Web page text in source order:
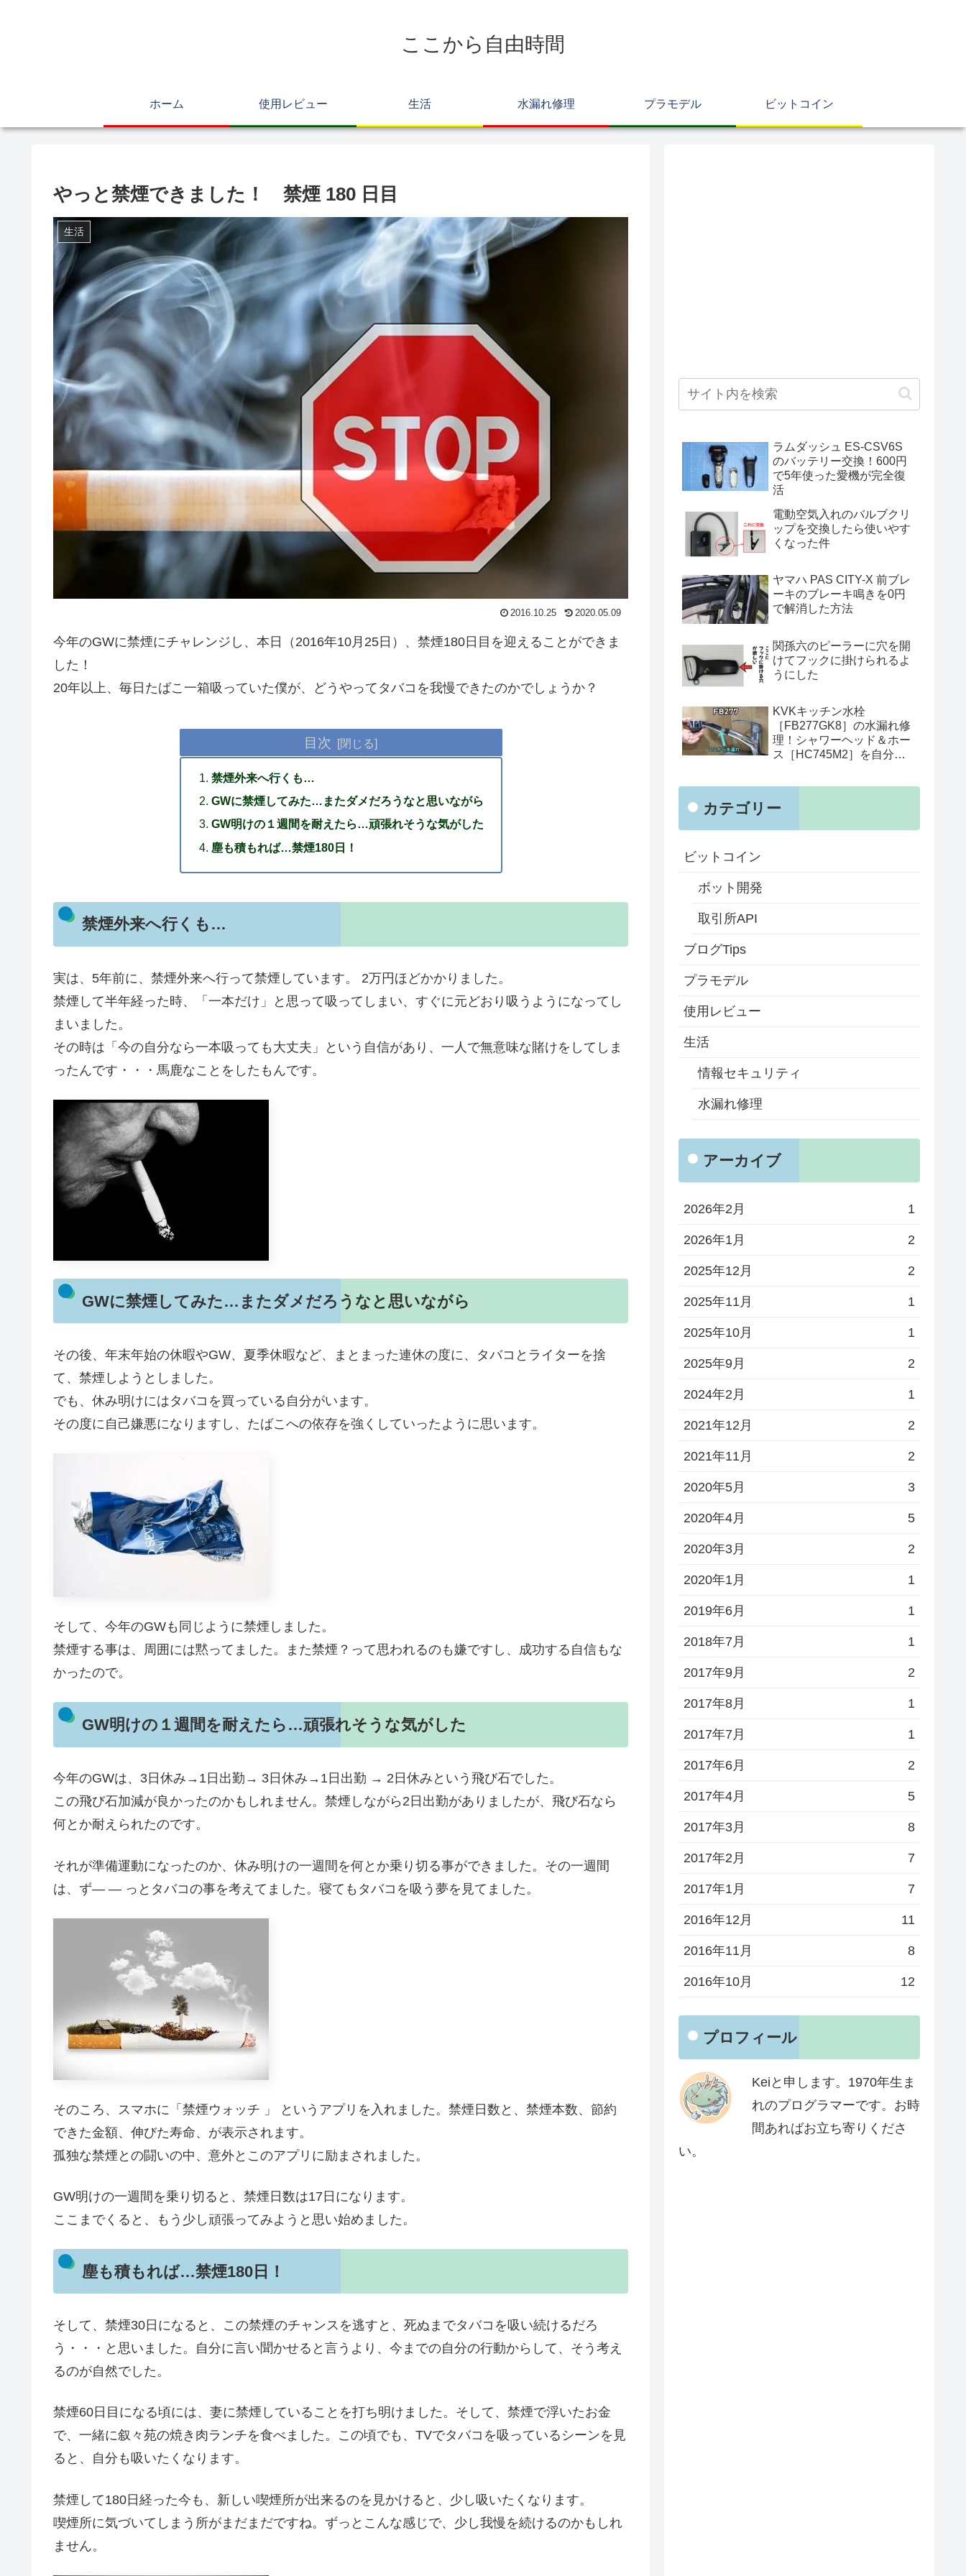
ここから自由時間
ホーム 使用レビュー 生活 水漏れ修理 プラモデル ビットコイン
やっと禁煙できました！ 禁煙 180 日目
生活
2016.10.25 2020.05.09
今年のGWに禁煙にチャレンジし、本日（2016年10月25日）、禁煙180日目を迎えることができま
した！
20年以上、毎日たばこ一箱吸っていた僕が、どうやってタバコを我慢できたのかでしょうか？
目次
禁煙外来へ行くも…
GWに禁煙してみた…またダメだろうなと思いながら
GW明けの１週間を耐えたら…頑張れそうな気がした
塵も積もれば…禁煙180日！
禁煙外来へ行くも…
実は、5年前に、禁煙外来へ行って禁煙しています。 2万円ほどかかりました。
禁煙して半年経った時、「一本だけ」と思って吸ってしまい、すぐに元どおり吸うようになってし
まいました。
その時は「今の自分なら一本吸っても大丈夫」という自信があり、一人で無意味な賭けをしてしま
ったんです・・・馬鹿なことをしたもんです。
GWに禁煙してみた…またダメだろうなと思いながら
その後、年末年始の休暇やGW、夏季休暇など、まとまった連休の度に、タバコとライターを捨
て、禁煙しようとしました。
でも、休み明けにはタバコを買っている自分がいます。
その度に自己嫌悪になりますし、たばこへの依存を強くしていったように思います。
そして、今年のGWも同じように禁煙しました。
禁煙する事は、周囲には黙ってました。また禁煙？って思われるのも嫌ですし、成功する自信もな
かったので。
GW明けの１週間を耐えたら…頑張れそうな気がした
今年のGWは、3日休み→1日出勤→ 3日休み→1日出勤 → 2日休みという飛び石でした。
この飛び石加減が良かったのかもしれません。禁煙しながら2日出勤がありましたが、飛び石なら
何とか耐えられたのです。
それが準備運動になったのか、休み明けの一週間を何とか乗り切る事ができました。その一週間
は、ず― ― っとタバコの事を考えてました。寝てもタバコを吸う夢を見てました。
そのころ、スマホに「禁煙ウォッチ 」 というアプリを入れました。禁煙日数と、禁煙本数、節約
できた金額、伸びた寿命、が表示されます。
孤独な禁煙との闘いの中、意外とこのアプリに励まされました。
GW明けの一週間を乗り切ると、禁煙日数は17日になります。
ここまでくると、もう少し頑張ってみようと思い始めました。
塵も積もれば…禁煙180日！
そして、禁煙30日になると、この禁煙のチャンスを逃すと、死ぬまでタバコを吸い続けるだろ
う・・・と思いました。自分に言い聞かせると言うより、今までの自分の行動からして、そう考え
るのが自然でした。
禁煙60日目になる頃には、妻に禁煙していることを打ち明けました。そして、禁煙で浮いたお金
で、一緒に叙々苑の焼き肉ランチを食べました。この頃でも、TVでタバコを吸っているシーンを見
ると、自分も吸いたくなります。
禁煙して180日経った今も、新しい喫煙所が出来るのを見かけると、少し吸いたくなります。
喫煙所に気づいてしまう所がまだまだですね。ずっとこんな感じで、少し我慢を続けるのかもしれ
ません。
ラムダッシュ ES-CSV6S
のバッテリー交換！600円
で5年使った愛機が完全復
活
電動空気入れのバルブクリ
ップを交換したら使いやす
くなった件
ヤマハ PAS CITY-X 前ブレ
ーキのブレーキ鳴きを0円
で解消した方法
関孫六のピーラーに穴を開
けてフックに掛けられるよ
うにした
KVKキッチン水栓
［FB277GK8］の水漏れ修
理！シャワーヘッド＆ホー
ス［HC745M2］を自分で
カテゴリー
ビットコイン
ボット開発
取引所API
ブログTips
プラモデル
使用レビュー
生活
情報セキュリティ
水漏れ修理
アーカイブ
2026年2月 1
2026年1月 2
2025年12月 2
2025年11月 1
2025年10月 1
2025年9月 2
2024年2月 1
2021年12月 2
2021年11月 2
2020年5月 3
2020年4月 5
2020年3月 2
2020年1月 1
2019年6月 1
2018年7月 1
2017年9月 2
2017年8月 1
2017年7月 1
2017年6月 2
2017年4月 5
2017年3月 8
2017年2月 7
2017年1月 7
2016年12月 11
2016年11月 8
2016年10月 12
プロフィール
Keiと申します。1970年生ま
れのプログラマーです。お時
間あればお立ち寄りくださ
い。